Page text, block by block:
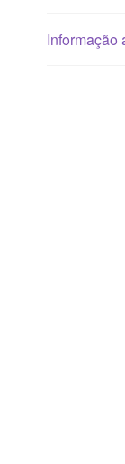
Informação